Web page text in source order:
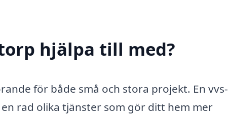
hjälpa till med?
för både små och stora projekt. En vvs-
rad olika tjänster som gör ditt hem mer